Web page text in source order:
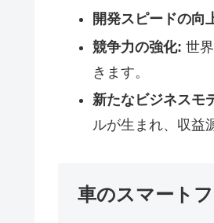
開発スピードの向
競争力の強化: 世
きます。
新たなビジネスモ
ルが生まれ、収益
車のスマート